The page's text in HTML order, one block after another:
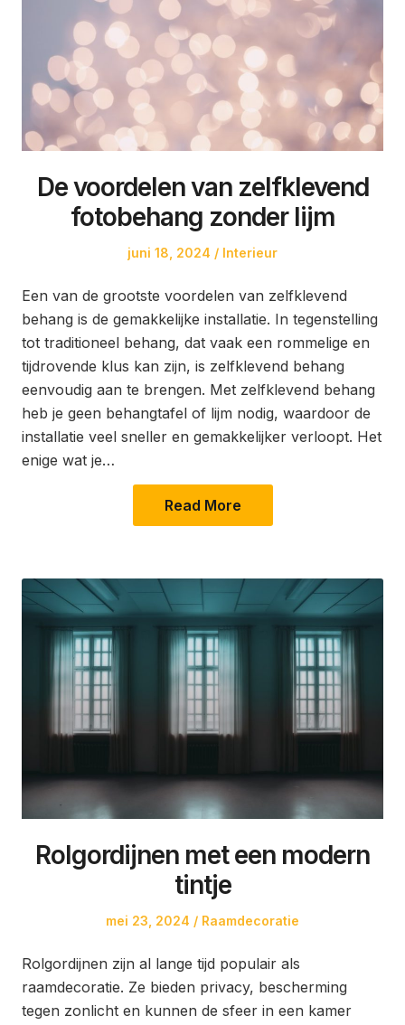
De voordelen van zelfklevend
fotobehang zonder lijm
Posted
juni 18, 2024
Posted
Interieur
Een van de grootste voordelen van zelfklevend
behang is de gemakkelijke installatie. In tegenstelling
tot traditioneel behang, dat vaak een rommelige en
tijdrovende klus kan zijn, is zelfklevend behang
eenvoudig aan te brengen. Met zelfklevend behang
heb je geen behangtafel of lijm nodig, waardoor de
installatie veel sneller en gemakkelijker verloopt. Het
enige wat je…
Read More
Rolgordijnen met een modern
tintje
Posted
mei 23, 2024
Posted
Raamdecoratie
Rolgordijnen zijn al lange tijd populair als
raamdecoratie. Ze bieden privacy, bescherming
tegen zonlicht en kunnen de sfeer in een kamer